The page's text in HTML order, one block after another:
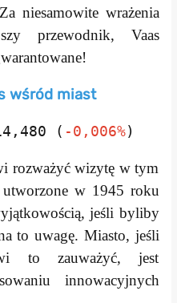
niesamowite wrażenia
przewodnik, Vaas
wśród miast
( -0,006%)
rozważyć wizytę w tym
w 1945 roku
jeśli byliby
to uwagę. Miasto, jeśli
to zauważyć, jest
innowacyjnych